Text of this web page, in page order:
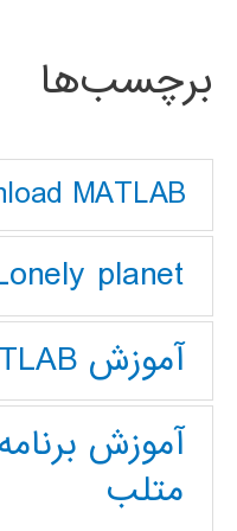
برچسب‌ها
MATLAB
planet
آموزش MATLAB
آموزش
متلب